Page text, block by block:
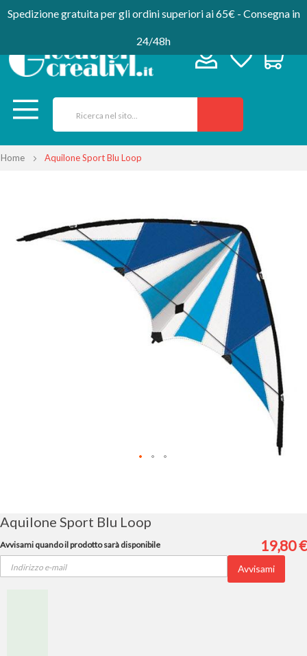
Spedizione gratuita per gli ordini superiori ai 65€ - Consegna in
24/48h
Home Aquilone Sport Blu Loop
galleria
galleria
di
immagini
Aquilone Sport Blu Loop
19,80 €
Avvisami quando il prodotto sarà disponibile
Avvisami